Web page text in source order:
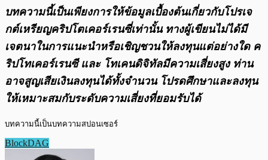
บทความนี้เป็นเพียงการให้ข้อมูลเบื้องต้นเกี่ยวกับโปรเจ
กต์เหรียญคริปโตเคอร์เรนซี่เท่านั้น ทางผู้เขียนไม่ได้มี
เจตนาในการแนะนำหรือเชิญชวนให้ลงทุนแต่อย่างใด ค
ริปโทเคอร์เรนซี และ โทเคนดิจิทัลมีความเสี่ยงสูง ท่าน
อาจสูญเสียเงินลงทุนได้ทั้งจํานวน โปรดศึกษาและลงทุน
ให้เหมาะสมกับระดับความเสี่ยงที่ยอมรับได้
บทความนี้เป็นบทความสปอนเซอร์
BlockDAG